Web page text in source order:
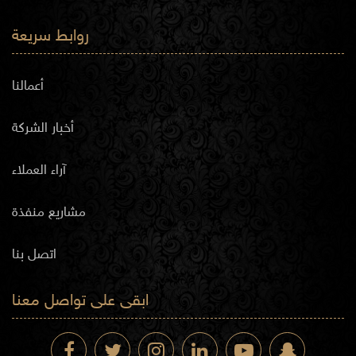
روابط سريعة
أعمالنا
أخبار الشركة
آراء العملاء
مشاريع منفذة
اتصل بنا
ابقى على تواصل معنا